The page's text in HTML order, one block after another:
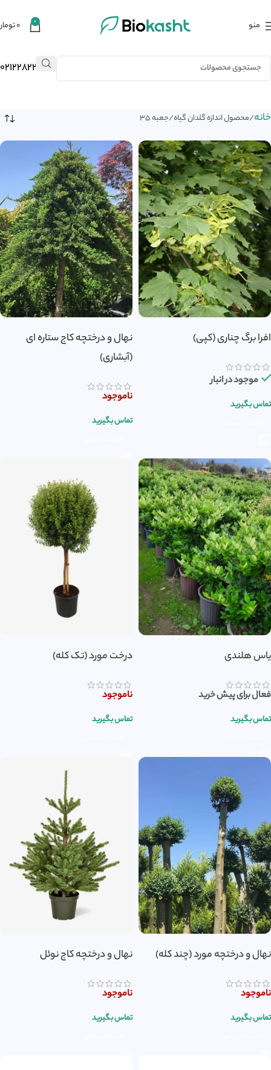
منو 0 ۰
02122823484
خانه محصول اندازه گلدان گیاه جعبه 35
افرا برگ چناری (کپی)
موجود در انبار
تماس بگیرید
نهال و درختچه کاج ستاره ای
(آبشاری)
ناموجود
تماس بگیرید
یاس هلندی
فعال برای پیش خرید
تماس بگیرید
درخت مورد (تک کله)
ناموجود
تماس بگیرید
نهال و درختچه مورد (چند کله)
ناموجود
تماس بگیرید
نهال و درختچه کاج نوئل
ناموجود
تماس بگیرید